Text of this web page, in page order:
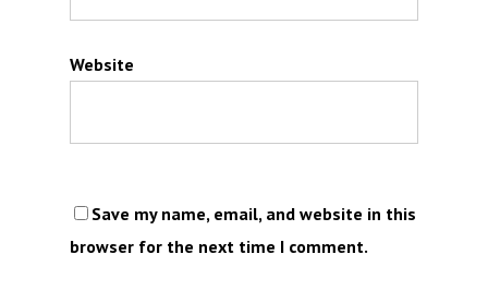
Website
Save my name, email, and website in this
browser for the next time I comment.